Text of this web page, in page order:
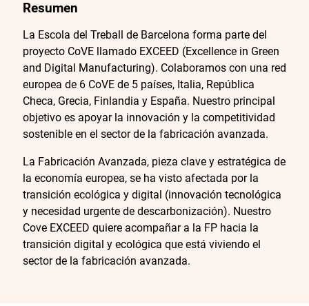
Resumen
La Escola del Treball de Barcelona forma parte del
proyecto CoVE llamado EXCEED (Excellence in Green
and Digital Manufacturing). Colaboramos con una red
europea de 6 CoVE de 5 países, Italia, República
Checa, Grecia, Finlandia y España. Nuestro principal
objetivo es apoyar la innovación y la competitividad
sostenible en el sector de la fabricación avanzada.
La Fabricación Avanzada, pieza clave y estratégica de
la economía europea, se ha visto afectada por la
transición ecológica y digital (innovación tecnológica
y necesidad urgente de descarbonización). Nuestro
Cove EXCEED quiere acompañar a la FP hacia la
transición digital y ecológica que está viviendo el
sector de la fabricación avanzada.